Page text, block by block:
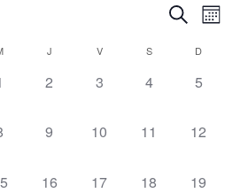
VUES
Recherche
Mois
J V S D
0
2
0
3
0
4
0
5
0
9
0
10
0
11
0
12
0
16
0
17
0
18
0
19